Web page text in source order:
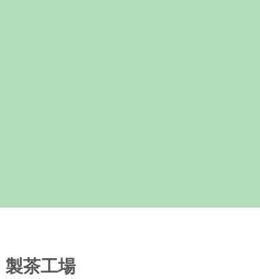
製茶工場